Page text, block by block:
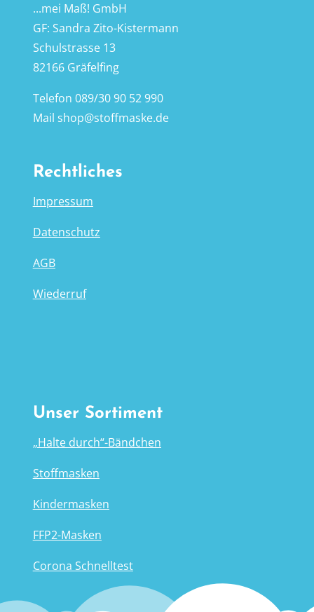
...mei Maß! GmbH
GF: Sandra Zito-Kistermann
Schulstrasse 13
82166 Gräfelfing
Telefon 089/30 90 52 990
Mail shop@stoffmaske.de
Rechtliches
Impressum
Datenschutz
AGB
Wiederruf
Unser Sortiment
„Halte durch“-Bändchen
Stoffmasken
Kindermasken
FFP2-Masken
Corona Schnelltest